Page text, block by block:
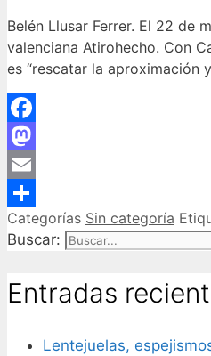
Belén Llusar Ferrer. El 22 de
valenciana Atirohecho. Con
es “rescatar la aproximación
Facebook
Mastodon
Email
Compartir
Categorías Sin categoría
Buscar:
Entradas
Lentejuelas,